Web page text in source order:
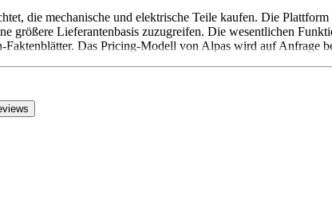
die mechanische und elektrische Teile kaufen. Die
größere Lieferantenbasis zuzugreifen. Die wesentlichen
Faktenblätter. Das Pricing-Modell von Alpas wird auf Anfrage